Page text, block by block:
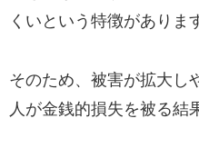
くいという特徴がありま
そのため、被害が拡大し
人が金銭的損失を被る結